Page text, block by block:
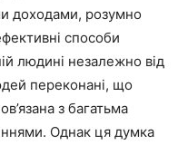
доходами, розумно
способи
людині незалежно від
переконані, що
з багатьма
Однак ця думка